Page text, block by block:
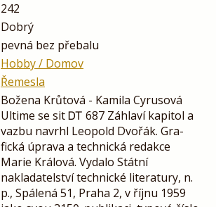
242
Dobrý
pevná bez přebalu
Hobby / Domov
Řemesla
Božena Krůtová - Kamila Cyrusová
Ultime se sit ᎠᎢ 687 Záhlaví kapitol a
vazbu navrhl Leopold Dvořák. Gra-
fická úprava a technická redakce
Marie Králová. Vydalo Státní
nakladatelství technické literatury, n.
p., Spálená 51, Praha 2, v říjnu 1959